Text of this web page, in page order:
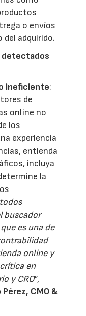
o envíos
adquirido.
detectados
ineficiente:
de
online no
los
experiencia
entienda
incluya
la
buscador
es una de
online y
en
y CRO”,
CMO &